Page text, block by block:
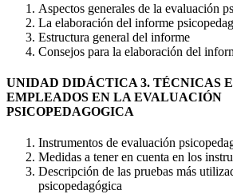
Aspectos generales de la evaluación
La elaboración del informe
Estructura general del informe
Consejos para la elaboración del
UNIDAD DIDÁCTICA 3. TÉCNICAS
EMPLEADOS EN LA EVALUACIÓN
PSICOPEDAGOGICA
Instrumentos de evaluación
Medidas a tener en cuenta en los
Descripción de las pruebas más
psicopedagógica